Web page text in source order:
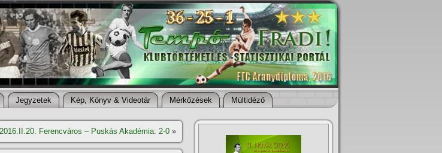
Jegyzetek Kép, Könyv & Videotár Mérkőzések Múltidéző
2016.II.20. Ferencváros – Puskás Akadémia: 2-0 »